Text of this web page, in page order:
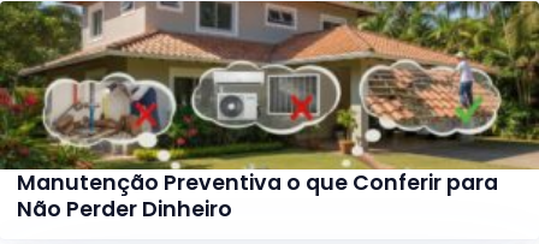
Manutenção Preventiva o que Conferir para
Não Perder Dinheiro